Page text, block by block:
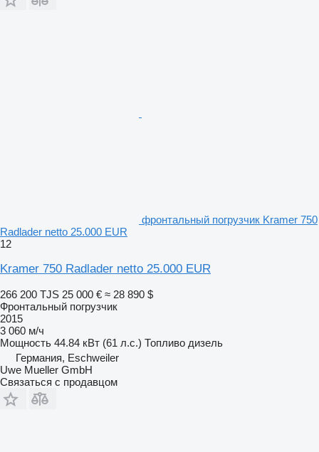
фронтальный погрузчик Kramer 750
Radlader netto 25.000 EUR
12
Kramer 750 Radlader netto 25.000 EUR
266 200 TJS 25 000 € ≈ 28 890 $
Фронтальный погрузчик
2015
3 060 м/ч
Мощность 44.84 кВт (61 л.с.) Топливо дизель
Германия, Eschweiler
Uwe Mueller GmbH
Связаться с продавцом